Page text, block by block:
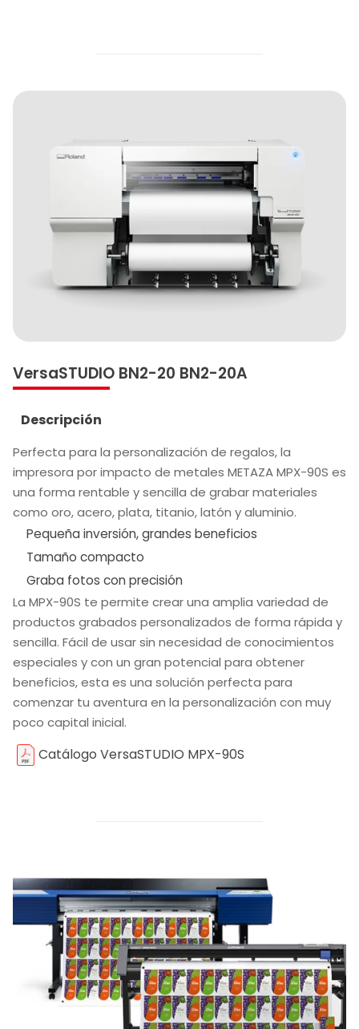
VersaSTUDIO BN2-20 BN2-20A
Descripción
Perfecta para la personalización de regalos, la
impresora por impacto de metales METAZA MPX-90S es
una forma rentable y sencilla de grabar materiales
como oro, acero, plata, titanio, latón y aluminio.
Pequeña inversión, grandes beneficios
Tamaño compacto
Graba fotos con precisión
La MPX-90S te permite crear una amplia variedad de
productos grabados personalizados de forma rápida y
sencilla. Fácil de usar sin necesidad de conocimientos
especiales y con un gran potencial para obtener
beneficios, esta es una solución perfecta para
comenzar tu aventura en la personalización con muy
poco capital inicial.
Catálogo VersaSTUDIO MPX-90S